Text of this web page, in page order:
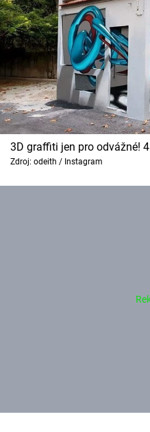
3D graffiti jen pro odvážné! 4
Zdroj: odeith / Instagram